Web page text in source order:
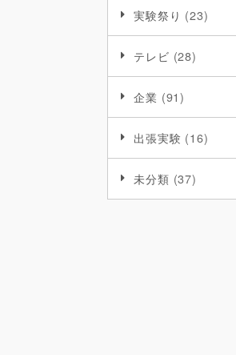
実験祭り (23)
テレビ (28)
企業 (91)
出張実験 (16)
未分類 (37)